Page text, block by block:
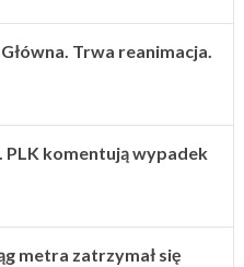
Trwa reanimacja.
komentują wypadek
metra zatrzymał się